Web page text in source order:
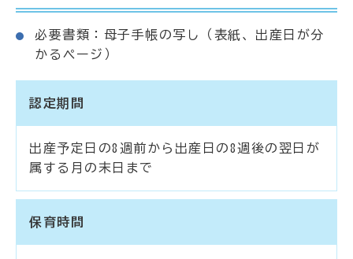
必要書類：母子手帳の写し（表紙、出産日が分
かるページ）
認定期間
出産予定日の8週前から出産日の8週後の翌日が
属する月の末日まで
保育時間